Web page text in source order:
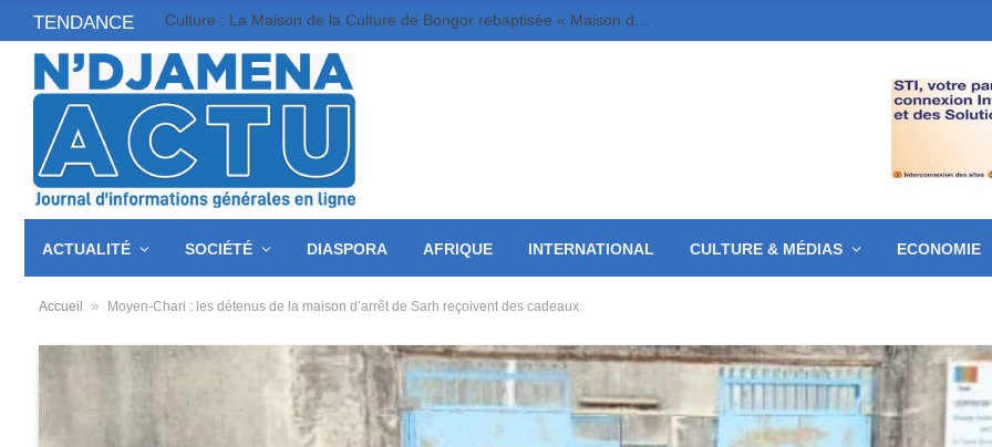
TENDANCE Culture : La Maison de la Culture de Bongor rebaptisée « Maison de la Culture Bamba Tchandoulaye, dit Jorio Stars »
ACTUALITÉ SOCIÉTÉ DIASPORA AFRIQUE INTERNATIONAL CULTURE & MÉDIAS ECONOMIE
Accueil » Moyen-Chari : les détenus de la maison d’arrêt de Sarh reçoivent des cadeaux